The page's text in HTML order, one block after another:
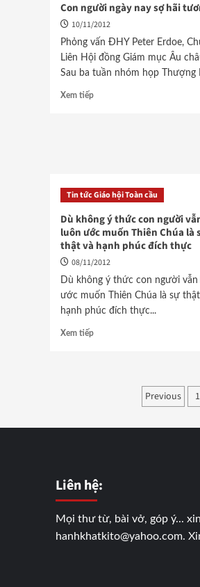
Con người ngày nay sợ hãi
10/11/2012
Phỏng vấn ĐHY Peter Erdoe,
Liên Hội đồng Giám mục Âu
Sau ba tuần nhóm họp Thượng
Xem tiếp
Tin tức Giáo hội Toàn cầu
Dù không ý thức con người
luôn ước muốn Thiên Chúa là
thật và hạnh phúc đích thực
08/11/2012
Dù không ý thức con người vẫn
ước muốn Thiên Chúa là sự
hạnh phúc đích thực...
Xem tiếp
Phân
trang
Previous 1
Liên hệ:
Mọi thư từ, bài vở, góp ý...
hanhkhatkito@yahoo.com.